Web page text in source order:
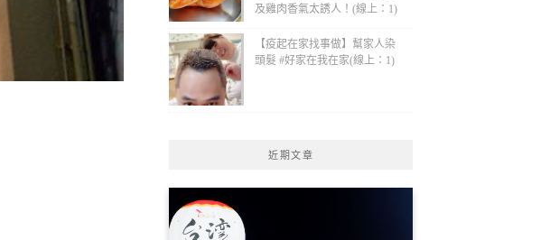
及雞肉香氣太誘人！(線上：1)
【疫起在家找事做】幫家人染
頭髮 #好家在我在家(線上：1)
近期文章